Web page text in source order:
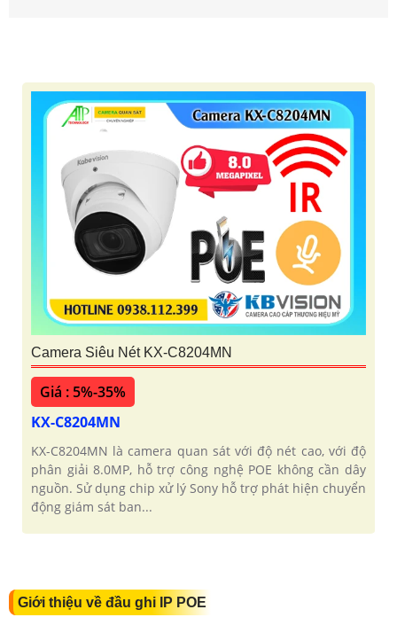
Camera Siêu Nét KX-C8204MN
Giá : 5%-35%
KX-C8204MN
KX-C8204MN là camera quan sát với độ nét cao, với độ
phân giải 8.0MP, hỗ trợ công nghệ POE không cần dây
nguồn. Sử dụng chip xử lý Sony hỗ trợ phát hiện chuyển
động giám sát ban...
Giới thiệu về đầu ghi IP POE